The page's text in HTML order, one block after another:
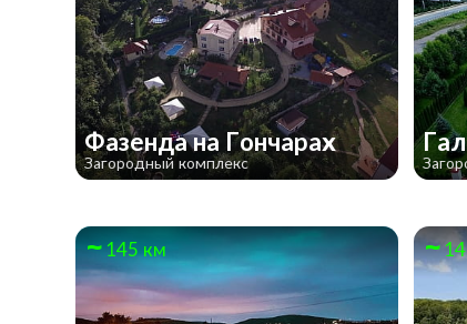
Фазенда на Гончарах
Загородный комплекс
145 км